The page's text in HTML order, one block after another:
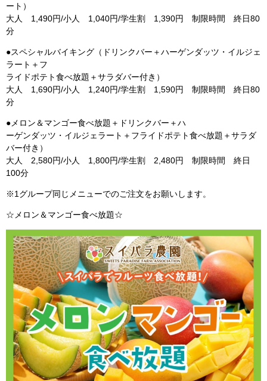
ート）
大人 1,490円/小人 1,040円/学生割 1,390円 制限時間 終日80
分
●スペシャルバイキング（ドリンクバー＋ハーゲンダッツ・イルジェ
ラート＋フ
ライドポテト食べ放題＋サラダバー付き）
大人 1,690円/小人 1,240円/学生割 1,590円 制限時間 終日80
分
●メロン＆マンゴー食べ放題＋ドリンクバー＋ハ
ーゲンダッツ・イルジェラート＋フライドポテト食べ放題＋サラダ
バー付き）
大人 2,580円/小人 1,800円/学生割 2,480円 制限時間 終日
100分
※1グループ同じメニューでのご注文をお願いします。
☆メロン＆マンゴー食べ放題☆